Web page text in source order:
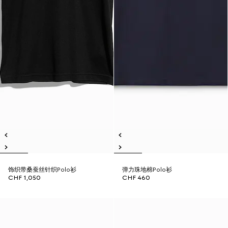
饰织带桑蚕丝针织Polo衫
CHF 1,050
弹力珠地棉Polo衫
CHF 460